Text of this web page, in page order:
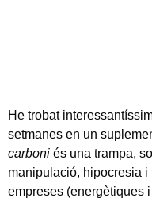
He trobat
setmanes en un
carboni és una trampa,
manipulació, hipocresia
empreses (energètiques i